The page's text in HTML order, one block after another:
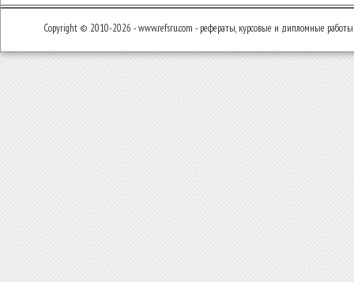
Copyright © 2010-2026 - www.refsru.com - рефераты, курсовые и дипломные работы